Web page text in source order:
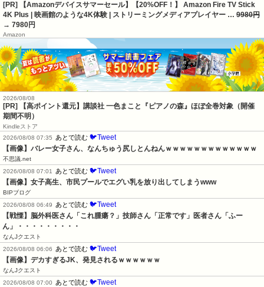
[PR] 【Amazonデバイスサマーセール】【20%OFF！】 Amazon Fire TV Stick
4K Plus | 映画館のような4K体験 | ストリーミングメディアプレイヤー … 9980円
→ 7980円
Amazon
2026/08/08
[PR]
【高ポイント還元】講談社 一色まこと『ピアノの森』ほぼ全巻対象（開催
期間不明）
Kindleストア
2026/08/08 07:35
あとで読む 🐦Tweet
【画像】バレー女子さん、なんちゅう尻しとんねんｗｗｗｗｗｗｗｗｗｗｗｗｗ
不思議.net
2026/08/08 07:01
あとで読む 🐦Tweet
【画像】女子高生、市民プールでエグい乳を放り出してしまうwww
BIPブログ
2026/08/08 06:49
あとで読む 🐦Tweet
【戦慄】脳外科医さん「これ腫瘍？」技師さん「正常です」医者さん「ふー
ん」・・・・・・・・・
なんJクエスト
2026/08/08 06:06
あとで読む 🐦Tweet
【画像】デカすぎるJK、発見されるｗｗｗｗｗｗ
なんJクエスト
2026/08/08 07:00
あとで読む 🐦Tweet